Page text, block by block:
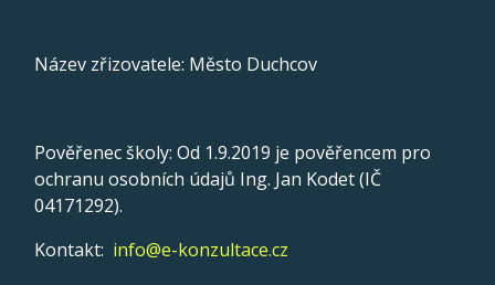
Název zřizovatele: Město Duchcov
Pověřenec školy: Od 1.9.2019 je pověřencem pro
ochranu osobních údajů Ing. Jan Kodet (IČ
04171292).
Kontakt: info@e-konzultace.cz